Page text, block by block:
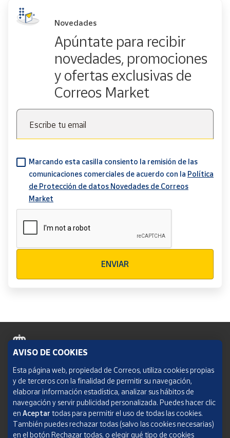
Novedades
Apúntate para recibir
novedades, promociones
y ofertas exclusivas de
Correos Market
Escribe tu email
Marcando esta casilla consiento la remisión de las
comunicaciones comerciales de acuerdo con la Política
de Protección de datos Novedades de Correos
Market
ENVIAR
Política de cookies
Aviso legal
Condiciones del servicio
Política de Privacidad Web
AVISO DE COOKIES
Esta página web, propiedad de Correos, utiliza cookies propias
y de terceros con la finalidad de permitir su navegación,
elaborar información estadística, analizar sus hábitos de
navegación y servir publicidad personalizada. Puedes hacer clic
en Aceptar todas para permitir el uso de todas las cookies.
También puedes rechazar todas (salvo las cookies necesarias)
en el botón Rechazar todas, o elegir qué tipo de cookies